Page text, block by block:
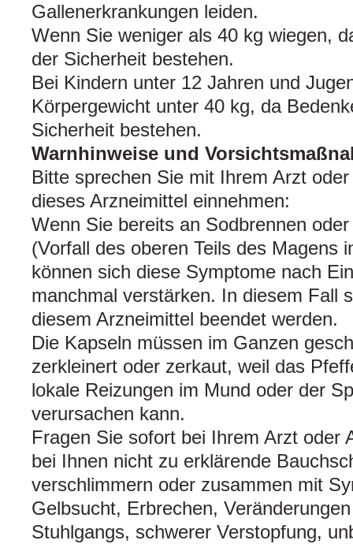
Gallenerkrankungen leiden.
Wenn Sie weniger als 40 kg wiegen,
der Sicherheit bestehen.
Bei Kindern unter 12 Jahren und
Körpergewicht unter 40 kg, da
Sicherheit bestehen.
Warnhinweise und
Bitte sprechen Sie mit Ihrem Arzt
dieses Arzneimittel einnehmen:
Wenn Sie bereits an Sodbrennen
(Vorfall des oberen Teils des Magens
können sich diese Symptome nach
manchmal verstärken. In diesem Fall
diesem Arzneimittel beendet werden.
Die Kapseln müssen im Ganzen
zerkleinert oder zerkaut, weil das
lokale Reizungen im Mund oder der
verursachen kann.
Fragen Sie sofort bei Ihrem Arzt oder
bei Ihnen nicht zu erklärende
verschlimmern oder zusammen mit
Gelbsucht, Erbrechen,
Stuhlgangs, schwerer Verstopfung,